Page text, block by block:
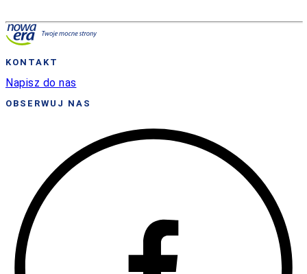
KONTAKT
Napisz do nas
OBSERWUJ NAS